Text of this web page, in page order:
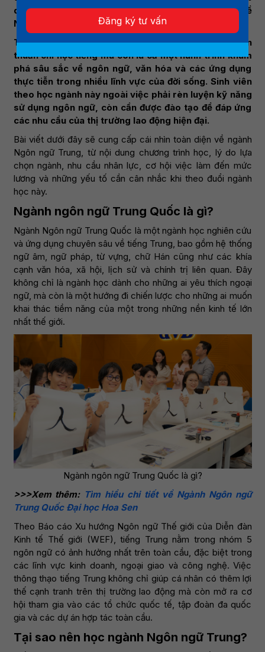
dân số toàn cầu (Theo báo cáo từ Tổ chức Quốc tế về
Ngôn ngữ – Ethnologue).
Tuy nhiên, ngành Ngôn ngữ Trung Quốc không đơn
thuần chỉ học tiếng mà còn là cả một hành trình khám
phá sâu sắc về ngôn ngữ, văn hóa và các ứng dụng
thực tiễn trong nhiều lĩnh vực của đời sống. Sinh viên
theo học ngành này ngoài việc phải rèn luyện kỹ năng
sử dụng ngôn ngữ, còn cần được đào tạo để đáp ứng
các nhu cầu của thị trường lao động hiện đại.
Bài viết dưới đây sẽ cung cấp cái nhìn toàn diện về ngành
Ngôn ngữ Trung, từ nội dung chương trình học, lý do lựa
chọn ngành, nhu cầu nhân lực, cơ hội việc làm đến mức
lương và những yếu tố cần cân nhắc khi theo đuổi ngành
học này.
Ngành ngôn ngữ Trung Quốc là gì?
Ngành Ngôn ngữ Trung Quốc là một ngành học nghiên cứu
và ứng dụng chuyên sâu về tiếng Trung, bao gồm hệ thống
ngữ âm, ngữ pháp, từ vựng, chữ Hán cũng như các khía
cạnh văn hóa, xã hội, lịch sử và chính trị liên quan. Đây
không chỉ là ngành học dành cho những ai yêu thích ngoại
ngữ, mà còn là một hướng đi chiến lược cho những ai muốn
khai thác tiềm năng của một trong những nền kinh tế lớn
nhất thế giới.
Ngành ngôn ngữ Trung Quốc là gì?
>>>Xem thêm: Tìm hiểu chi tiết về Ngành Ngôn ngữ
Trung Quốc Đại học Hoa Sen
Theo Báo cáo Xu hướng Ngôn ngữ Thế giới của Diễn đàn
Kinh tế Thế giới (WEF), tiếng Trung nằm trong nhóm 5
ngôn ngữ có ảnh hưởng nhất trên toàn cầu, đặc biệt trong
các lĩnh vực kinh doanh, ngoại giao và công nghệ. Việc
thông thạo tiếng Trung không chỉ giúp cá nhân có thêm lợi
thế cạnh tranh trên thị trường lao động mà còn mở ra cơ
hội tham gia vào các tổ chức quốc tế, tập đoàn đa quốc
gia và các dự án hợp tác toàn cầu.
Tại sao nên học ngành Ngôn ngữ Trung?
Đăng ký tư vấn